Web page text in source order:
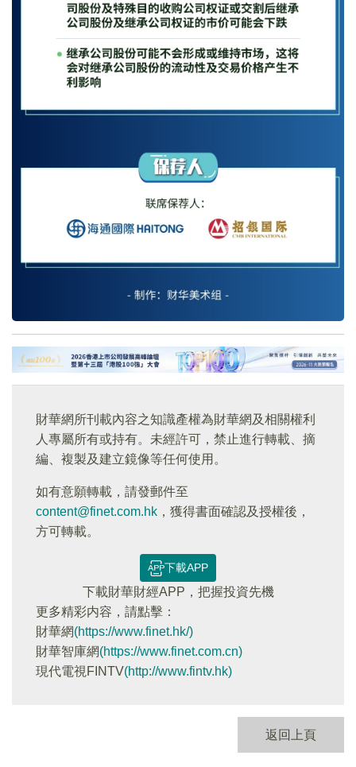
財華網所刊載內容之知識產權為財華網及相關權利
人專屬所有或持有。未經許可，禁止進行轉載、摘
編、複製及建立鏡像等任何使用。
如有意願轉載，請發郵件至
content@finet.com.hk ，獲得書面確認及授權後，
方可轉載。
下載APP
下載財華財經APP，把握投資先機
更多精彩内容，請點擊：
財華網(https://www.finet.hk/)
財華智庫網(https://www.finet.com.cn)
現代電視FINTV(http://www.fintv.hk)
返回上頁